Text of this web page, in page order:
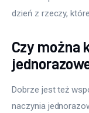
dzień z rzeczy,
Czy można
Dobrze jest też
naczynia